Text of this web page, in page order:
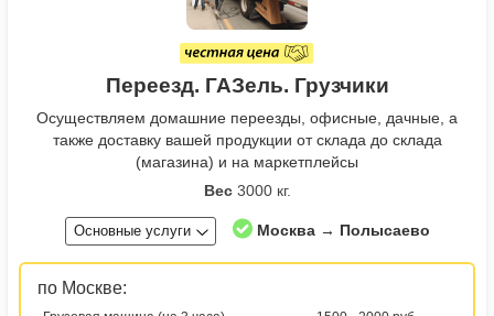
Переезд. ГАЗель. Грузчики
Осуществляем домашние переезды, офисные, дачные, а
также доставку вашей продукции от склада до склада
(магазина) и на маркетплейсы
Вес3000 кг.
Основные услуги Москва → Полысаево
по Москве: